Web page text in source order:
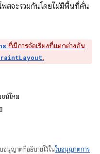
สจะรวมกันโดยไม่มีพื้นที่คั่น
ที่มีการจัดเรียงที่แตกต่างกัน
.
ชน์ไหม
อนุญาตที่อธิบายไว้ในใบอนุญาตการ